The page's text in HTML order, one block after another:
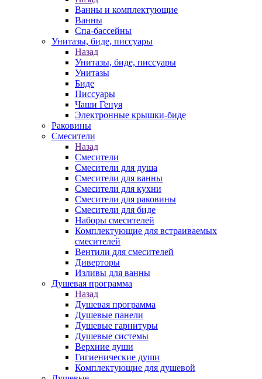
Ванны и комплектующие
Ванны
Спа-бассейны
Унитазы, биде, писсуары
Назад
Унитазы, биде, писсуары
Унитазы
Биде
Писсуары
Чаши Генуя
Электронные крышки-биде
Раковины
Смесители
Назад
Смесители
Смесители для душа
Смесители для ванны
Смесители для кухни
Смесители для раковины
Смесители для биде
Наборы смесителей
Комплектующие для встраиваемых
смесителей
Вентили для смесителей
Диверторы
Изливы для ванны
Душевая программа
Назад
Душевая программа
Душевые панели
Душевые гарнитуры
Душевые системы
Верхние души
Гигиенические души
Комплектующие для душевой